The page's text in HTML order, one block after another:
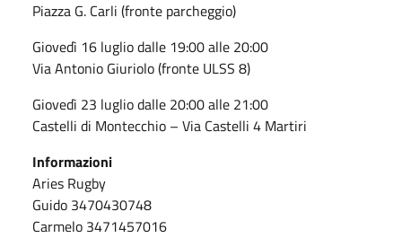
Piazza G. Carli (fronte parcheggio)
Giovedì 16 luglio dalle 19:00 alle 20:00
Via Antonio Giuriolo (fronte ULSS 8)
Giovedì 23 luglio dalle 20:00 alle 21:00
Castelli di Montecchio – Via Castelli 4 Martiri
Informazioni
Aries Rugby
Guido 3470430748
Carmelo 3471457016